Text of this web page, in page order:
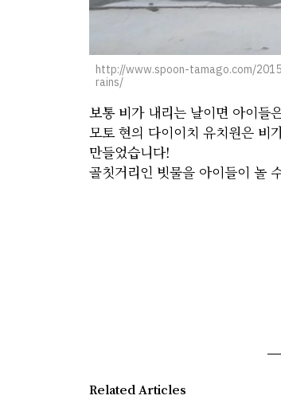
http://www.spoon-tamago.com/
rains/
보통 비가 내리는 날이면 아이들
모토 현의 다이이치 유치원은 비
만들었습니다!
골칫거리인 빗물을 아이들이 놀
Related Articles